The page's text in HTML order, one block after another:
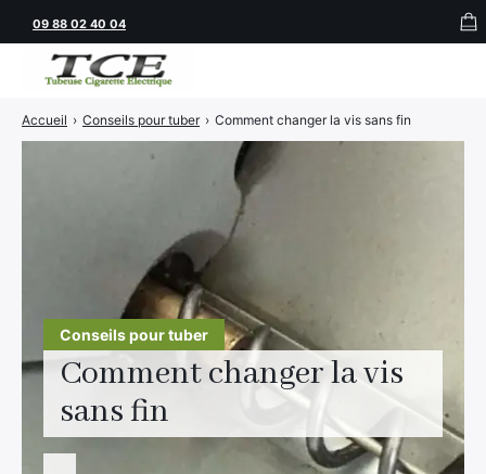
Conseils pour tuber
Comment changer la vis
sans fin
Accueil › Conseils pour tuber › Comment changer la vis sans fin
09 88 02 40 04
Tubeuses
Briquets